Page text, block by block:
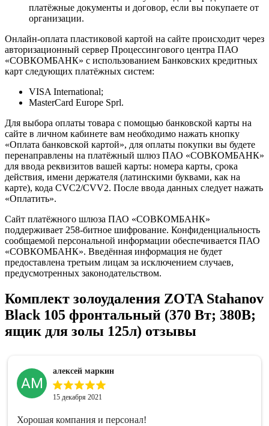
платёжные документы и договор, если вы покупаете от
организации.
Онлайн-оплата пластиковой картой на сайте происходит через
авторизационный сервер Процессингового центра ПАО
«СОВКОМБАНК» с использованием Банковских кредитных
карт следующих платёжных систем:
VISA International;
MasterCard Europe Sprl.
Для выбора оплаты товара с помощью банковской карты на
сайте в личном кабинете вам необходимо нажать кнопку
«Оплата банковской картой», для оплаты покупки вы будете
перенаправлены на платёжный шлюз ПАО «СОВКОМБАНК»
для ввода реквизитов вашей карты: номера карты, срока
действия, имени держателя (латинскими буквами, как на
карте), кода CVC2/CVV2. После ввода данных следует нажать
«Оплатить».
Сайт платёжного шлюза ПАО «СОВКОМБАНК»
поддерживает 258-битное шифрование. Конфиденциальность
сообщаемой персональной информации обеспечивается ПАО
«СОВКОМБАНК». Введённая информация не будет
предоставлена третьим лицам за исключением случаев,
предусмотренных законодательством.
Комплект золоудаления ZOTA Stahanov
Black 105 фронтальный (370 Вт; 380В;
ящик для золы 125л) отзывы
АМ
алексей маркин
15 декабря 2021
Хорошая компания и персонал!